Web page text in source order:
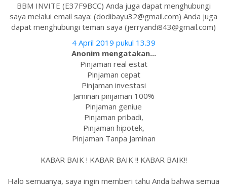
BBM INVITE (E37F9BCC) Anda juga dapat menghubungi
saya melalui email saya: (dodibayu32@gmail.com) Anda juga
dapat menghubungi teman saya (jerryandi843@gmail.com)
4 April 2019 pukul 13.39
Anonim mengatakan...
Pinjaman real estat
Pinjaman cepat
Pinjaman investasi
Jaminan pinjaman 100%
Pinjaman geniue
Pinjaman pribadi,
Pinjaman hipotek,
Pinjaman Tanpa Jaminan
KABAR BAIK ! KABAR BAIK !! KABAR BAIK!!
Halo semuanya, saya ingin memberi tahu Anda bahwa semua